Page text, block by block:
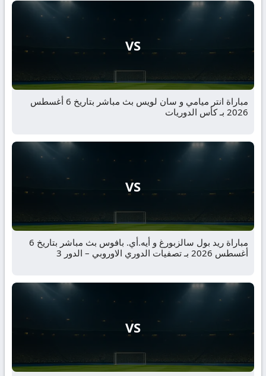
VS
مباراة انتر ميامي و سان لويس بث مباشر بتاريخ 6 أغسطس
2026 بـ كأس الدوريات
VS
مباراة ريد بول سالزبورغ و أيه.أي. بافوس بث مباشر بتاريخ 6
أغسطس 2026 بـ تصفيات الدوري الاوروبي – الدور 3
VS